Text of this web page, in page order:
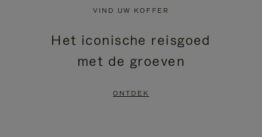
VIND UW KOFFER
Het iconische reisgoed
met de groeven
ONTDEK